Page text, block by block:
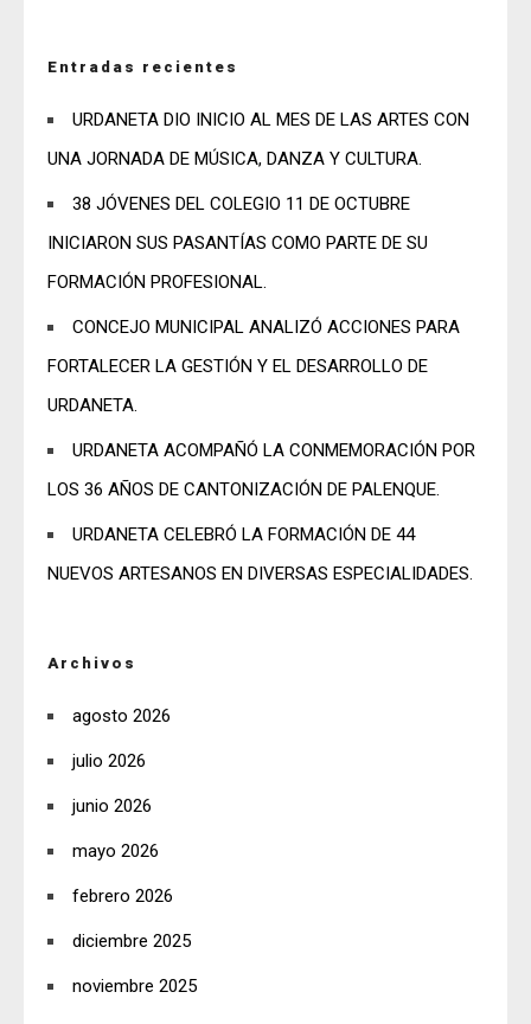
Entradas recientes
URDANETA DIO INICIO AL MES DE LAS ARTES CON
UNA JORNADA DE MÚSICA, DANZA Y CULTURA.
38 JÓVENES DEL COLEGIO 11 DE OCTUBRE
INICIARON SUS PASANTÍAS COMO PARTE DE SU
FORMACIÓN PROFESIONAL.
CONCEJO MUNICIPAL ANALIZÓ ACCIONES PARA
FORTALECER LA GESTIÓN Y EL DESARROLLO DE
URDANETA.
URDANETA ACOMPAÑÓ LA CONMEMORACIÓN POR
LOS 36 AÑOS DE CANTONIZACIÓN DE PALENQUE.
URDANETA CELEBRÓ LA FORMACIÓN DE 44
NUEVOS ARTESANOS EN DIVERSAS ESPECIALIDADES.
Archivos
agosto 2026
julio 2026
junio 2026
mayo 2026
febrero 2026
diciembre 2025
noviembre 2025